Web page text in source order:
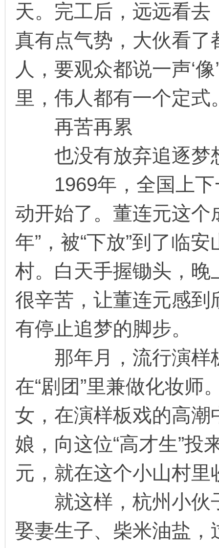
天。完工后，远远看
真有点气势，大伙看了
人，要观众都说一声‘
里，伟人都有一个定式
再苦再累
也没有放弃追逐梦
1969年，全国上下
动开始了。董连元这个
年”，被“下放”到了临
村。白天手握锄头，
很辛苦，让董连元感
有停止追梦的脚步。
那年月，流行演样
在“剧团”里兼做化妆师
女，在演样板戏的高
娘，向这位“高才生”投
元，就在这个小山村里
就这样，杭州小伙
娶妻生子、柴米油盐